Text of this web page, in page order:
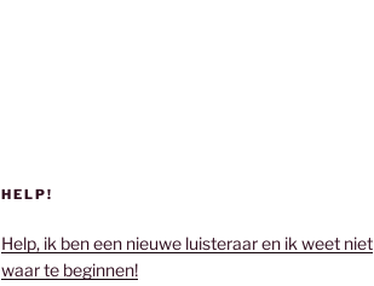
HELP!
Help, ik ben een nieuwe luisteraar en ik weet niet
waar te beginnen!